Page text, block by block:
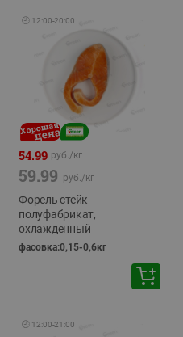
🕘 12:00-20:00
54.99 руб./кг
59.99 руб./кг
Форель стейк
полуфабрикат,
охлажденный
фасовка:0,15-0,6кг
🕘 12:00-21:00